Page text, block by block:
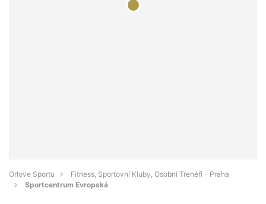
Orlove Sportu
Fitness, Sportovní Kluby, Osobní Trenéři - Praha
Sportcentrum Evropská